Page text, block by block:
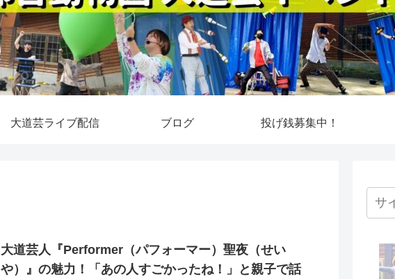
大道芸ライブ配信 ブログ 投げ銭募集中！
大道芸人『Performer（パフォーマー）聖夜（せい
や）』の魅力！「あの人すごかったね！」と親子で話